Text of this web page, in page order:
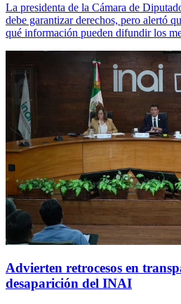
La presidenta de la Cámara de
debe garantizar derechos, pero alertó
qué información pueden difundir los
Advierten retrocesos en
desaparición del INAI